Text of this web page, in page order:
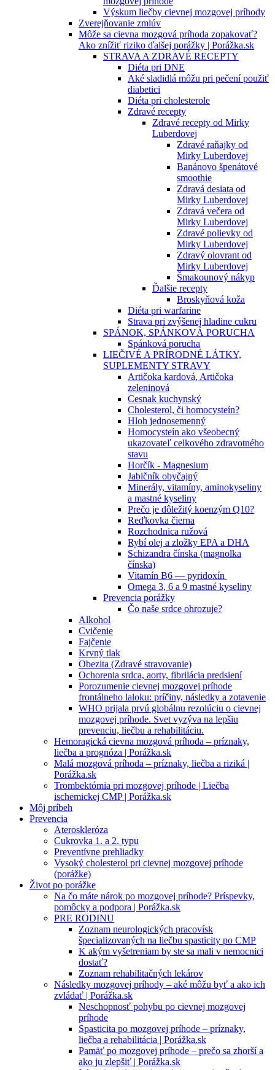
Výskum liečby cievnej mozgovej príhody
Zverejňovanie zmlúv
Môže sa cievna mozgová príhoda zopakovať?
Ako znížiť riziko ďalšej porážky | Porážka.sk
STRAVA A ZDRAVÉ RECEPTY
Diéta pri DNE
Aké sladidlá môžu pri pečení použiť
diabetici
Diéta pri cholesterole
Zdravé recepty
Zdravé recepty od Mirky
Luberdovej
Zdravé raňajky od
Mirky Luberdovej
Banánovo špenátové
smoothie
Zdravá desiata od
Mirky Luberdovej
Zdravá večera od
Mirky Luberdovej
Zdravé polievky od
Mirky Luberdovej
Zdravý olovrant od
Mirky Luberdovej
Šmakounový nákyp
Ďalšie recepty
Broskyňová koža
Diéta pri warfarine
Strava pri zvýšenej hladine cukru
SPÁNOK, SPÁNKOVÁ PORUCHA
Spánková porucha
LIEČIVÉ A PRÍRODNÉ LÁTKY,
SUPLEMENTY STRAVY
Artičoka kardová, Artičoka
zeleninová
Cesnak kuchynský
Cholesterol, či homocysteín?
Hloh jednosemenný
Homocysteín ako všeobecný
ukazovateľ celkového zdravotného
stavu
Horčík - Magnesium
Jablčník obyčajný
Minerály, vitamíny, aminokyseliny
a mastné kyseliny
Prečo je dôležitý koenzým Q10?
Reďkovka čierna
Rozchodnica ružová
Rybí olej a zložky EPA a DHA
Schizandra čínska (magnolka
čínska)
Vitamín B6 — pyridoxín
Omega 3, 6 a 9 mastné kyseliny
Prevencia porážky
Čo naše srdce ohrozuje?
Alkohol
Cvičenie
Fajčenie
Krvný tlak
Obezita (Zdravé stravovanie)
Ochorenia srdca, aorty, fibrilácia predsiení
Porozumenie cievnej mozgovej príhode
frontálneho laloku: príčiny, následky a zotavenie
WHO prijala prvú globálnu rezolúciu o cievnej
mozgovej príhode. Svet vyzýva na lepšiu
prevenciu, liečbu a rehabilitáciu.
Hemoragická cievna mozgová príhoda – príznaky,
liečba a prognóza | Porážka.sk
Malá mozgová príhoda – príznaky, liečba a riziká |
Porážka.sk
Trombektómia pri mozgovej príhode | Liečba
ischemickej CMP | Porážka.sk
Môj príbeh
Prevencia
Ateroskleróza
Cukrovka 1. a 2. typu
Preventívne prehliadky
Vysoký cholesterol pri cievnej mozgovej príhode
(porážke)
Život po porážke
Na čo máte nárok po mozgovej príhode? Príspevky,
pomôcky a podpora | Porážka.sk
PRE RODINU
Zoznam neurologických pracovísk
špecializovaných na liečbu spasticity po CMP
K akým vyšetreniam by ste sa mali v nemocnici
dostať?
Zoznam rehabilitačných lekárov
Následky mozgovej príhody – aké môžu byť a ako ich
zvládať | Porážka.sk
Neschopnosť pohybu po cievnej mozgovej
príhode
Spasticita po mozgovej príhode – príznaky,
liečba a rehabilitácia | Porážka.sk
Pamäť po mozgovej príhode – prečo sa zhorší a
ako ju zlepšiť | Porážka.sk